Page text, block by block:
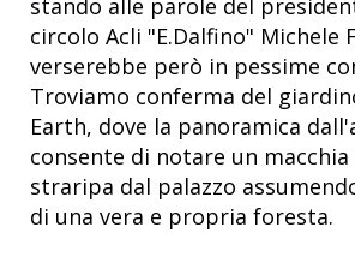
stando alle parole del
circolo Acli "E.Dalfino" Michele
verserebbe però in pessime
Troviamo conferma del
Earth, dove la panoramica
consente di notare un macchia
straripa dal palazzo
di una vera e propria foresta.